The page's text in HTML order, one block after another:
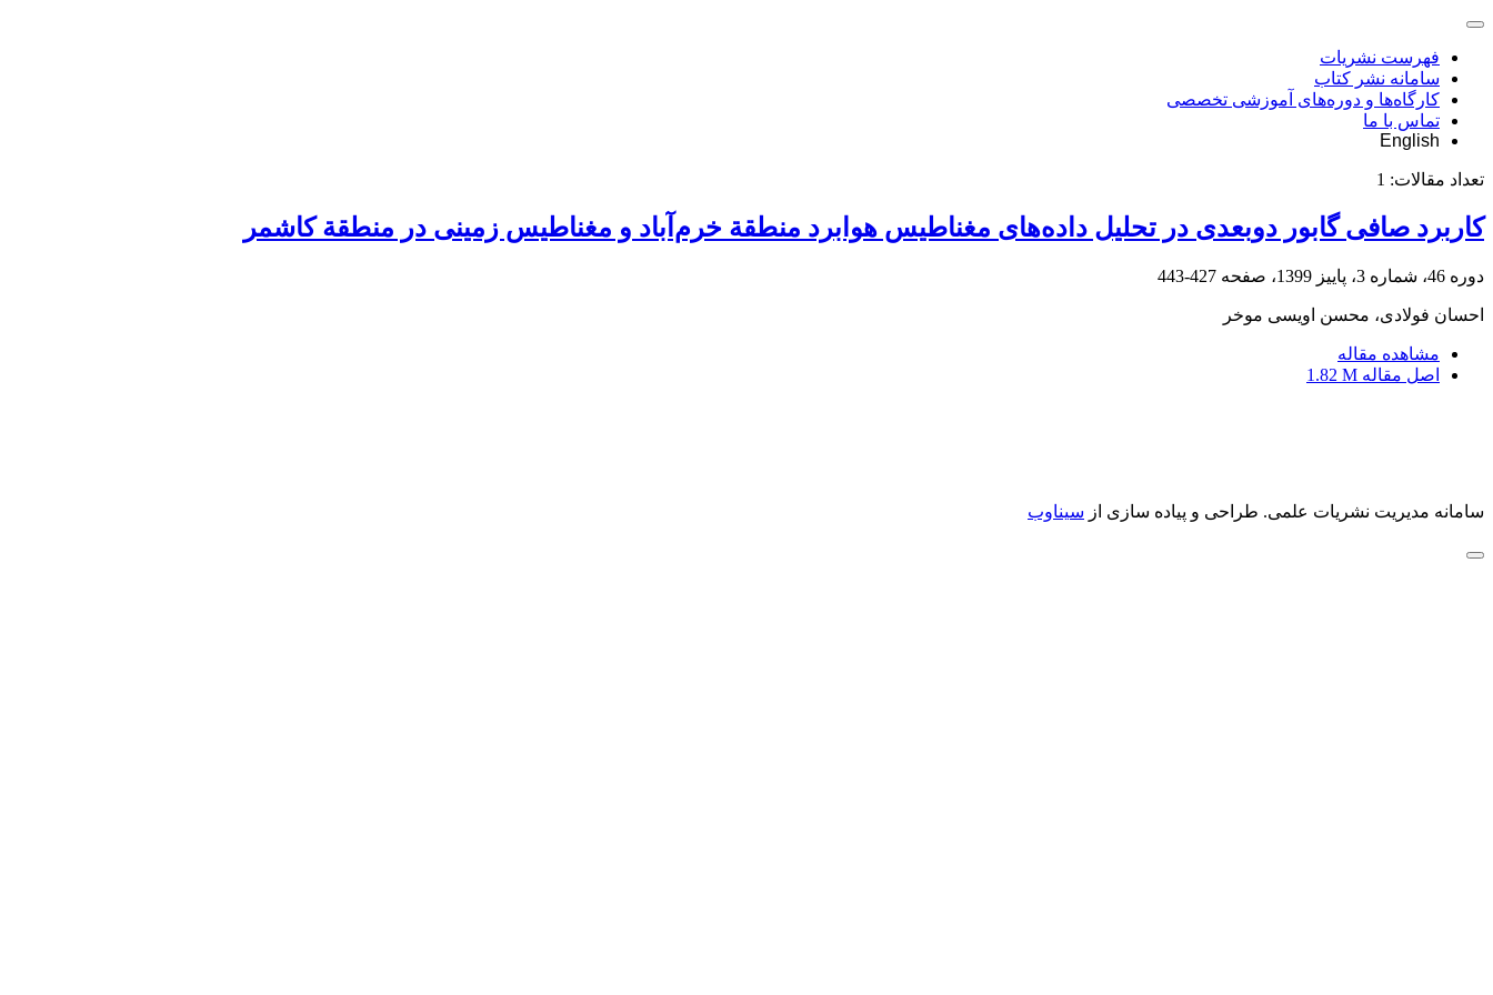
فهرست نشریات
سامانه نشر کتاب
کارگاه‌ها و دوره‌های آموزشی تخصصی
تماس با ما
English
تعداد مقالات: 1
کاربرد صافی گابور دوبعدی در تحلیل داده‌های مغناطیس هوابرد منطقة خرم‌آباد و مغناطیس زمینی در منطقة کاشمر
دوره 46، شماره 3، پاییز 1399، صفحه 427-443
احسان فولادی، محسن اویسی موخر
مشاهده مقاله
اصل مقاله 1.82 M
سامانه مدیریت نشریات علمی. طراحی و پیاده سازی از سیناوب